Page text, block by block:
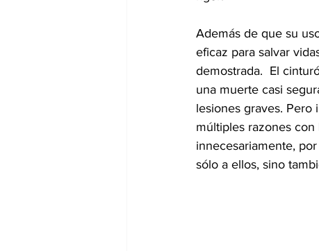
Además de que su
eficaz para salvar
demostrada.  El
una muerte casi
lesiones graves. Pero
múltiples razones
innecesariamente,
sólo a ellos, sino